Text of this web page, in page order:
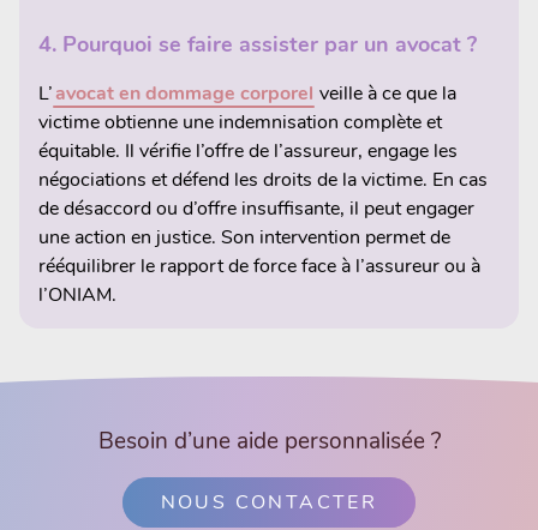
4. Pourquoi se faire assister par un avocat ?
L’avocat en dommage corporel veille à ce que la
victime obtienne une indemnisation complète et
équitable. Il vérifie l’offre de l’assureur, engage les
négociations et défend les droits de la victime. En cas
de désaccord ou d’offre insuffisante, il peut engager
une action en justice. Son intervention permet de
rééquilibrer le rapport de force face à l’assureur ou à
l’ONIAM.
Besoin d’une aide personnalisée ?
NOUS CONTACTER